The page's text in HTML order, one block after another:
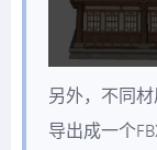
另外，不同
导出成一个